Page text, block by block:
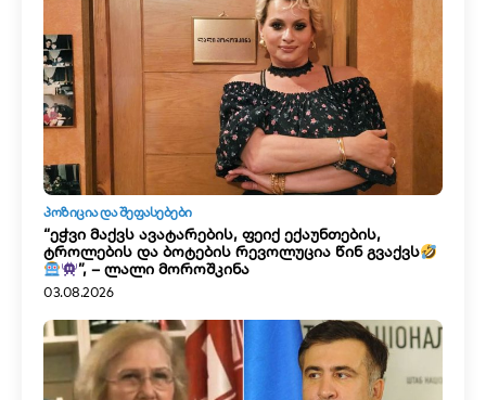
ᲞᲝᲖᲘᲪᲘᲐ ᲓᲐ ᲨᲔᲤᲐᲡᲔᲑᲔᲑᲘ
“ეჭვი მაქვს ავატარების, ფეიქ ექაუნთების,
ტროლების და ბოტების რევოლუცია წინ გვაქვს
”, – ლალი მოროშკინა
03.08.2026